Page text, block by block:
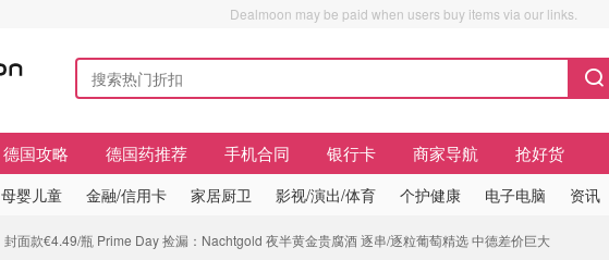
Dealmoon may be paid when users buy items via our links.
德国攻略 德国药推荐 手机合同 银行卡 商家导航 抢好货
母婴儿童 金融/信用卡 家居厨卫 影视/演出/体育 个护健康 电子电脑 资讯
封面款€4.49/瓶 Prime Day 捡漏：Nachtgold 夜半黄金贵腐酒 逐串/逐粒葡萄精选 中德差价巨大